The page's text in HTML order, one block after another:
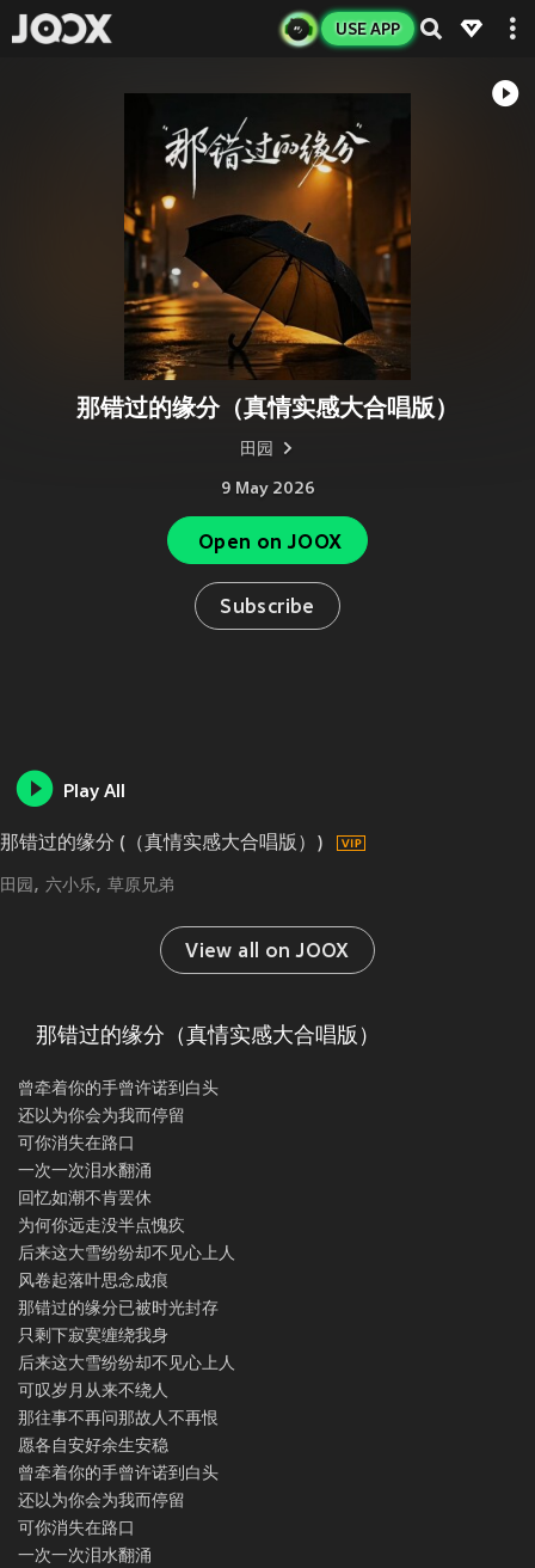
USE APP
那错过的缘分（真情实感大合唱版）
田园
9 May 2026
Open on JOOX
Subscribe
Play All
那错过的缘分 (（真情实感大合唱版）)
田园 六小乐 草原兄弟
View all on JOOX
那错过的缘分（真情实感大合唱版）
曾牵着你的手曾许诺到白头
还以为你会为我而停留
可你消失在路口
一次一次泪水翻涌
回忆如潮不肯罢休
为何你远走没半点愧疚
后来这大雪纷纷却不见心上人
风卷起落叶思念成痕
那错过的缘分已被时光封存
只剩下寂寞缠绕我身
后来这大雪纷纷却不见心上人
可叹岁月从来不绕人
那往事不再问那故人不再恨
愿各自安好余生安稳
曾牵着你的手曾许诺到白头
还以为你会为我而停留
可你消失在路口
一次一次泪水翻涌